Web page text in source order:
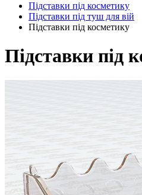
Підставки під косметику
Підставки під туш для вій
Підставки під косметику
Підставки під